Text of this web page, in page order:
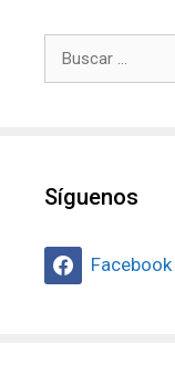
Buscar:
Síguenos
Facebook